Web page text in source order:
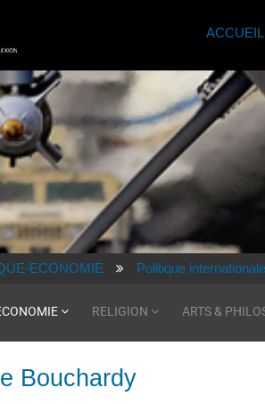
ACCUEIL
ECONOMIE Politique internationale
RELIGION ARTS &
Bouchardy